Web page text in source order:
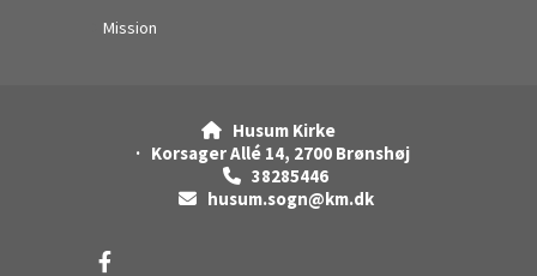
Mission

Husum Kirke
· Korsager Allé 14, 2700 Brønshøj
 38285446
husum.sogn@km.dk